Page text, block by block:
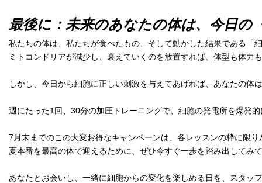
最後に：未来のあなたの体は、今日の
私たちの体は、私たちが食べたもの、そして動かした結果である「
ミトコンドリアが減少し、衰えていくのを放置すれば、体型も体
しかし、今日から細胞に正しい刺激を与えてあげれば、あなたの
週にたった1回、30分の加圧トレーニングで、細胞の発電所を爆発
7月末までのこの大変お得なキャンペーンは、各レッスンの枠に限り
夏本番を最高の体で迎えるために、ぜひ今すぐ一歩を踏み出してみ
あなたとお会いし、一緒に細胞からの変化を楽しめる日を、スタッ